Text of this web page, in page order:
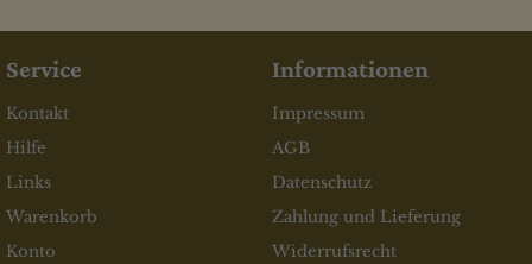
Service
Kontakt
Hilfe
Links
Warenkorb
Konto
Informationen
Impressum
AGB
Datenschutz
Zahlung und Lieferung
Widerrufsrecht